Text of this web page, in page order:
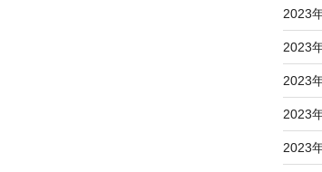
2023
2023
2023
2023
2023